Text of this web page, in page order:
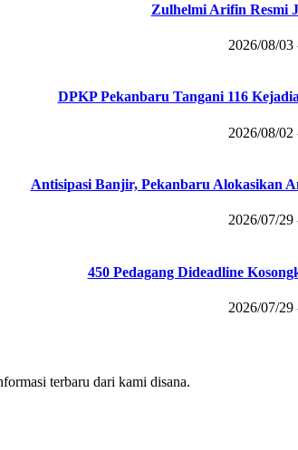
Zulhelmi Arifin Resmi
2026/08/
DPKP Pekanbaru Tangani 116
2026/08/
Antisipasi Banjir, Pekanbaru Alokasikan
2026/07/
450 Pedagang Dideadline
2026/07/
terbaru dari kami disana.